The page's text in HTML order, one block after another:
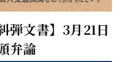
弾文書】3月21日
弁論